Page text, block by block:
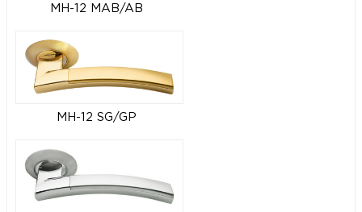
MH-12 MAB/AB
MH-12 SG/GP